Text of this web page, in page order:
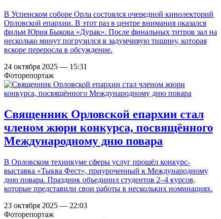
В Успенском соборе Орла состоялся очередной кинолекторий
Орловской епархии. В этот раз в центре внимания оказался
фильм Юрия Быкова «Дурак». После финальных титров зал на
несколько минут погрузился в задумчивую тишину, которая
вскоре переросла в обсуждение.
24 октября 2025 — 15:31
Фоторепортаж
Священник Орловской епархии стал
членом жюри конкурса, посвящённого
Международному дню повара
В Орловском техникуме сферы услуг прошёл конкурс-
выставка «Тыква Фест», приуроченный к Международному
дню повара. Праздник объединил студентов 2–4 курсов,
которые представили свои работы в нескольких номинациях.
23 октября 2025 — 22:03
Фоторепортаж